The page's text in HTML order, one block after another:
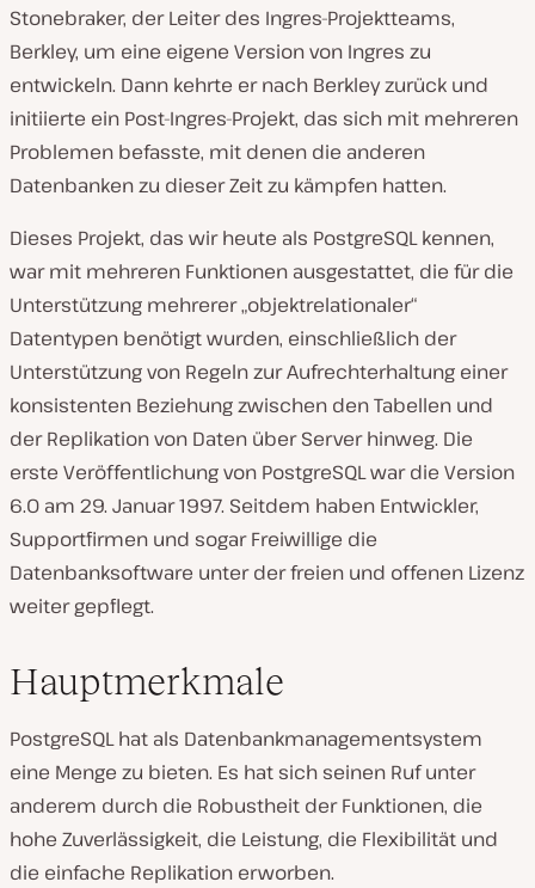
Stonebraker, der Leiter des Ingres-Projektteams,
Berkley, um eine eigene Version von Ingres zu
entwickeln. Dann kehrte er nach Berkley zurück und
initiierte ein Post-Ingres-Projekt, das sich mit mehreren
Problemen befasste, mit denen die anderen
Datenbanken zu dieser Zeit zu kämpfen hatten.
Dieses Projekt, das wir heute als PostgreSQL kennen,
war mit mehreren Funktionen ausgestattet, die für die
Unterstützung mehrerer „objektrelationaler“
Datentypen benötigt wurden, einschließlich der
Unterstützung von Regeln zur Aufrechterhaltung einer
konsistenten Beziehung zwischen den Tabellen und
der Replikation von Daten über Server hinweg. Die
erste Veröffentlichung von PostgreSQL war die Version
6.0 am 29. Januar 1997. Seitdem haben Entwickler,
Supportfirmen und sogar Freiwillige die
Datenbanksoftware unter der freien und offenen Lizenz
weiter gepflegt.
Hauptmerkmale
PostgreSQL hat als Datenbankmanagementsystem
eine Menge zu bieten. Es hat sich seinen Ruf unter
anderem durch die Robustheit der Funktionen, die
hohe Zuverlässigkeit, die Leistung, die Flexibilität und
die einfache Replikation erworben.